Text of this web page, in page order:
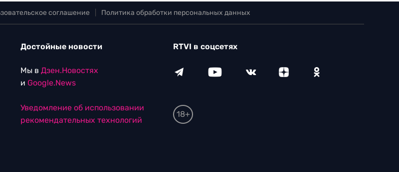
соглашение Политика обработки персональных данных
Достойные новости
Мы в Дзен.Новостях
и Google.News
Уведомление об использовании
рекомендательных технологий
RTVI в соцсетях
18+